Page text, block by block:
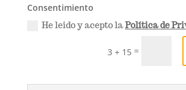
Consentimiento
He leido y acepto laPolítica de
3 + 15 =